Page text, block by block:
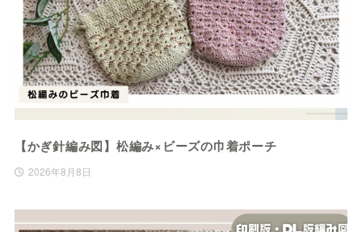
【かぎ針編み図】松編み×ビーズの巾着ポーチ
2026年8月8日